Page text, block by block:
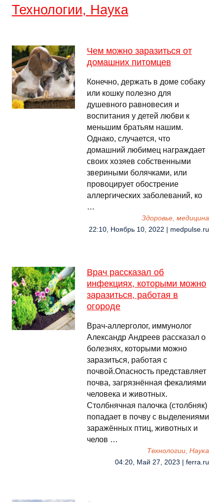
Технологии, Наука
Чем можно заразиться от
домашних питомцев
Конечно, держать в доме собаку
или кошку полезно для
душевного равновесия и
воспитания у детей любви к
меньшим братьям нашим.
Однако, случается, что
домашний любимец награждает
своих хозяев собственными
звериными болячками, или
провоцирует обострение
аллергических заболеваний, ко
…
Здоровье, медицина
22:10, Ноябрь 10, 2022 | medpulse.ru
Врач рассказал об
инфекциях, которыми можно
заразиться, работая в
огороде
Врач-аллерголог, иммунолог
Александр Андреев рассказал о
болезнях, которыми можно
заразиться, работая с
почвой.Опасность представляет
почва, загрязнённая фекалиями
человека и животных.
Столбнячная палочка (столбняк)
попадает в почву с выделениями
заражённых птиц, животных и
челов …
Технологии, Наука
04:20, Май 27, 2023 | ferra.ru